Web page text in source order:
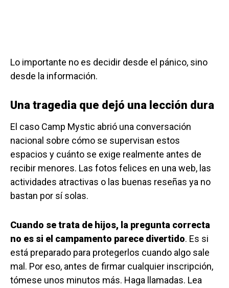
Lo importante no es decidir desde el pánico, sino
desde la información.
Una tragedia que dejó una lección dura
El caso Camp Mystic abrió una conversación
nacional sobre cómo se supervisan estos
espacios y cuánto se exige realmente antes de
recibir menores. Las fotos felices en una web, las
actividades atractivas o las buenas reseñas ya no
bastan por sí solas.
Cuando se trata de hijos, la pregunta correcta
no es si el campamento parece divertido. Es si
está preparado para protegerlos cuando algo sale
mal. Por eso, antes de firmar cualquier inscripción,
tómese unos minutos más. Haga llamadas. Lea